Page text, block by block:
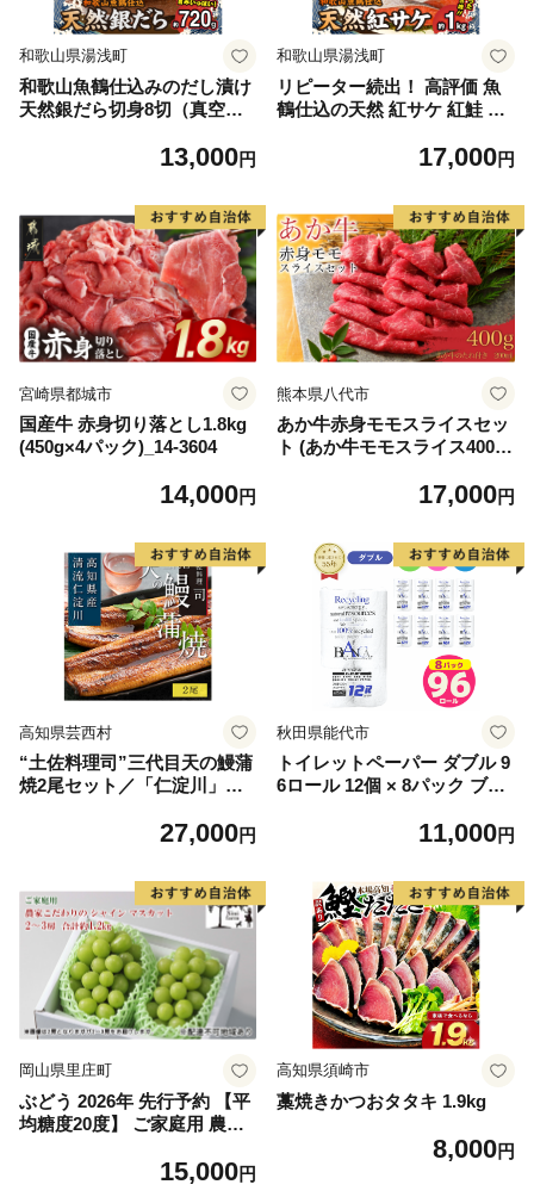
和歌山県湯浅町
和歌山魚鶴仕込みのだし漬け
天然銀だら切身8切（真空パ
製法 良質な脂 ふっくら 柔ら
ぶ だし漬け 煮付け ムニエル
味噌漬け 鍋物 冷凍 湯浅町 送
料無料_G7334
13,000円
和歌山県湯浅町
リピーター続出！ 高評価 魚
鶴仕込の天然 紅サケ 紅鮭 鮭
レビュー高評価 小分け 真空
海鮮 魚介 食品 食べ物 おかず
お弁当 水産加工品 冷凍 グル
メ お取り寄せ 和歌山県 湯浅
町 送料無料_G7317
17,000円
宮崎県都城市
国産牛 赤身切り落とし1.8kg
(450g×4パック)_14-3604
14,000円
熊本県八代市
あか牛赤身モモスライスセッ
ト (あか牛モモスライス400
17,000円
高知県芸西村
“土佐料理司”三代目天の鰻蒲
焼2尾セット／「仁淀川」水
殖 国産・高知県産〈高知市共
27,000円
秋田県能代市
トイレットペーパー ダブル 9
6ロール 12個 × 8パック ブラ
用品 消耗品 無香料 生活用品
11,000円
岡山県里庄町
ぶどう 2026年 先行予約 【平
均糖度20度】 ご家庭用 農家
ット 2～3房 合計約1.2kg ブ
15,000円
高知県須崎市
藁焼きかつおタタキ 1.9kg
8,000円